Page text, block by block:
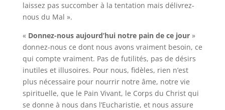
laissez pas succomber à la tentation mais délivrez-
nous du Mal ».
« Donnez-nous aujourd’hui notre pain de ce jour»
donnez-nous ce dont nous avons vraiment besoin, ce
qui compte vraiment. Pas de futilités, pas de désirs
inutiles et illusoires. Pour nous, fidèles, rien n’est
plus nécessaire pour nourrir notre âme, notre vie
spirituelle, que le Pain Vivant, le Corps du Christ qui
se donne à nous dans l’Eucharistie, et nous assure